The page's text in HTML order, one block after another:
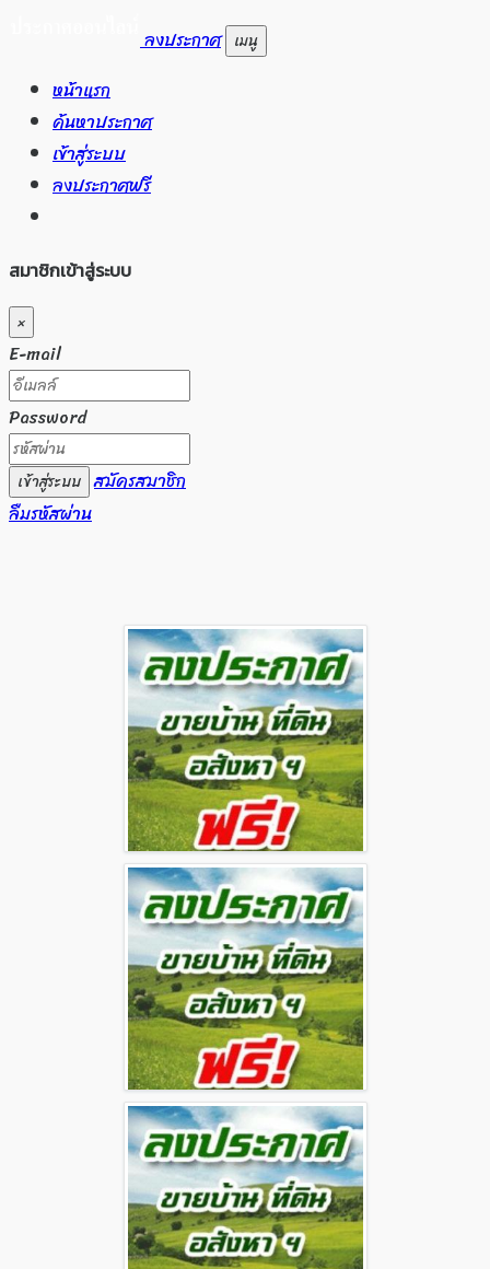
ลงประกาศ เมนู
หน้าแรก
ค้นหาประกาศ
เข้าสู่ระบบ
ลงประกาศฟรี
สมาชิกเข้าสู่ระบบ
×
E-mail
Password
เข้าสู่ระบบ สมัครสมาชิก
ลืมรหัสผ่าน